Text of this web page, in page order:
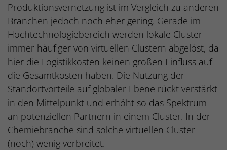
Produktionsvernetzung ist im Vergleich zu anderen
Branchen jedoch noch eher gering. Gerade im
Hochtechnologiebereich werden lokale Cluster
immer häufiger von virtuellen Clustern abgelöst, da
hier die Logistikkosten keinen großen Einfluss auf
die Gesamtkosten haben. Die Nutzung der
Standortvorteile auf globaler Ebene rückt verstärkt
in den Mittelpunkt und erhöht so das Spektrum
an potenziellen Partnern in einem Cluster. In der
Chemiebranche sind solche virtuellen Cluster
(noch) wenig verbreitet.